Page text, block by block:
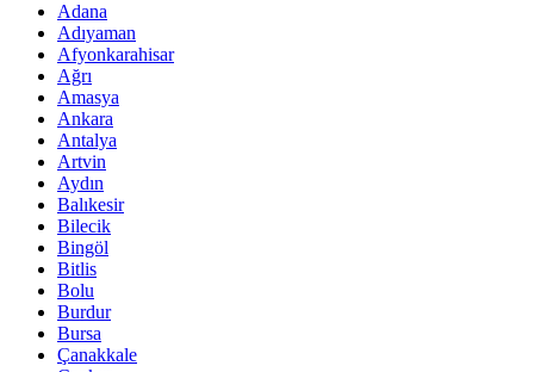
Adana
Adıyaman
Afyonkarahisar
Ağrı
Amasya
Ankara
Antalya
Artvin
Aydın
Balıkesir
Bilecik
Bingöl
Bitlis
Bolu
Burdur
Bursa
Çanakkale